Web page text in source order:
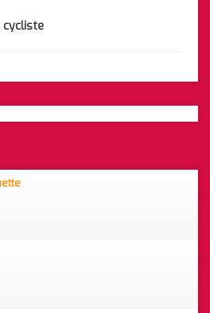
cycliste